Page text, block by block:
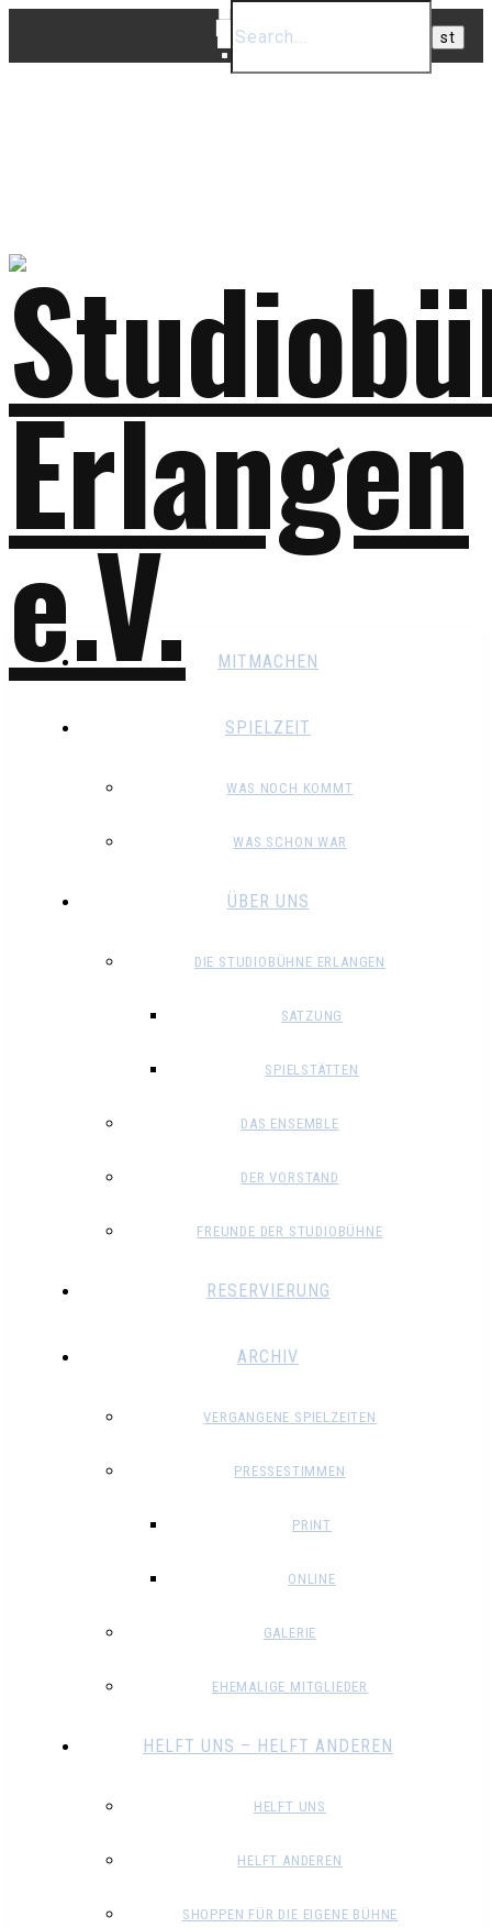
MITMACHEN
SPIELZEIT
WAS NOCH KOMMT
WAS SCHON WAR
ÜBER UNS
DIE STUDIOBÜHNE ERLANGEN
SATZUNG
SPIELSTÄTTEN
DAS ENSEMBLE
DER VORSTAND
FREUNDE DER STUDIOBÜHNE
RESERVIERUNG
ARCHIV
VERGANGENE SPIELZEITEN
PRESSESTIMMEN
PRINT
ONLINE
GALERIE
EHEMALIGE MITGLIEDER
HELFT UNS – HELFT ANDEREN
HELFT UNS
HELFT ANDEREN
SHOPPEN FÜR DIE EIGENE BÜHNE